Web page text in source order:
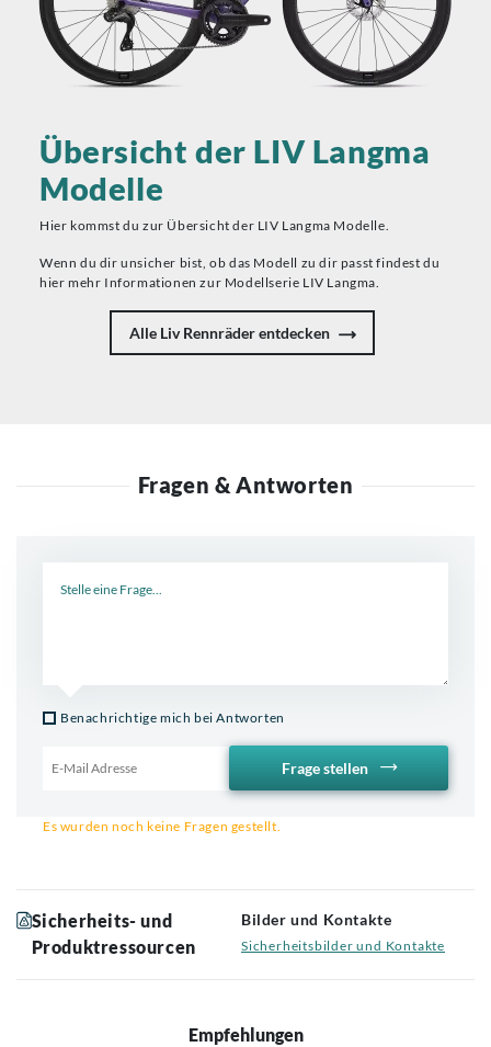
Übersicht der LIV Langma
Modelle
Hier kommst du zur Übersicht der LIV Langma Modelle.
Wenn du dir unsicher bist, ob das Modell zu dir passt findest du
hier mehr Informationen zur Modellserie LIV Langma.
Alle Liv Rennräder entdecken
Fragen & Antworten
Benachrichtige mich bei Antworten
Frage stellen
Es wurden noch keine Fragen gestellt.
Sicherheits- und
Produktressourcen
Bilder und Kontakte
Sicherheitsbilder und Kontakte
Empfehlungen